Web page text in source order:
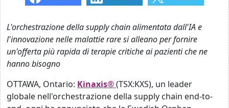
L'orchestrazione della supply chain alimentata dall'IA e
l'innovazione nelle malattie rare si alleano per fornire
un'offerta più rapida di terapie critiche ai pazienti che ne
hanno bisogno
OTTAWA, Ontario: Kinaxis®(TSX:KXS), un leader
globale nell'orchestrazione della supply chain end-to-